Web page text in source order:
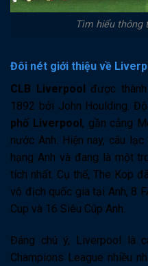
Tìm hiểu thông
Đôi nét giới thiệu về
CLB Liverpool
được
1892 bởi John Houlding.
phố Liverpool , gần cảng
nước Anh. Hiện nay, câu
hạng Anh và đang là một
tích nhất. Cụ thể, The Kop
vô địch quốc gia tại Anh, 8
Cup và 16 Siêu Cúp Anh.
Đáng chú ý, Liverpool là
Champions League nhiều